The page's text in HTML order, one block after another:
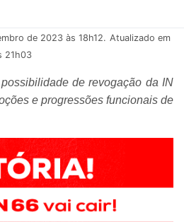
de 2023 às 18h12. Atualizado em
21h03
de revogação da IN
e progressões funcionais de